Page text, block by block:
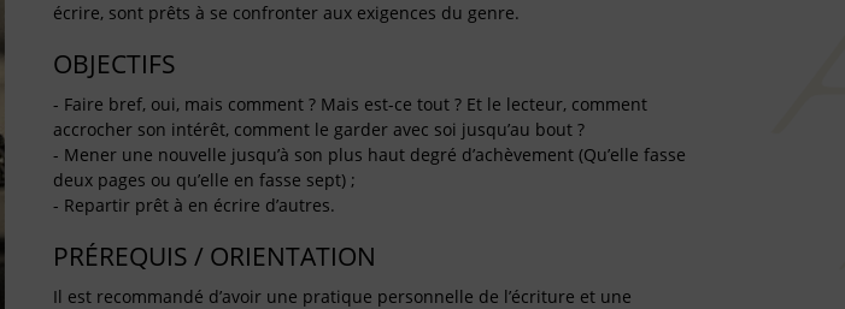
écrire, sont prêts à se confronter aux exigences du genre.
OBJECTIFS
- Faire bref, oui, mais comment ? Mais est-ce tout ? Et le lecteur, comment
accrocher son intérêt, comment le garder avec soi jusqu’au bout ?
- Mener une nouvelle jusqu’à son plus haut degré d’achèvement (Qu’elle fasse
deux pages ou qu’elle en fasse sept) ;
- Repartir prêt à en écrire d’autres.
PRÉREQUIS / ORIENTATION
Il est recommandé d’avoir une pratique personnelle de l’écriture et une